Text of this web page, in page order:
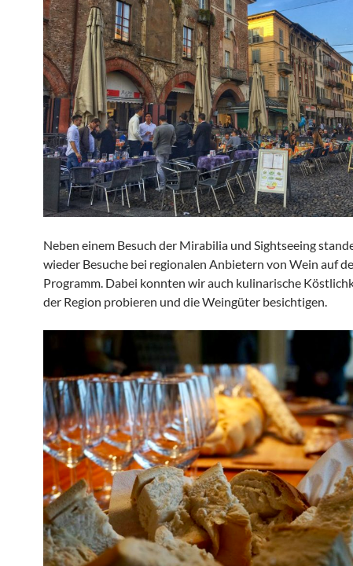
Neben einem Besuch der Mirabilia und Sightseeing
wieder Besuche bei regionalen Anbietern von Wein auf
Programm. Dabei konnten wir auch kulinarische
der Region probieren und die Weingüter besichtigen.